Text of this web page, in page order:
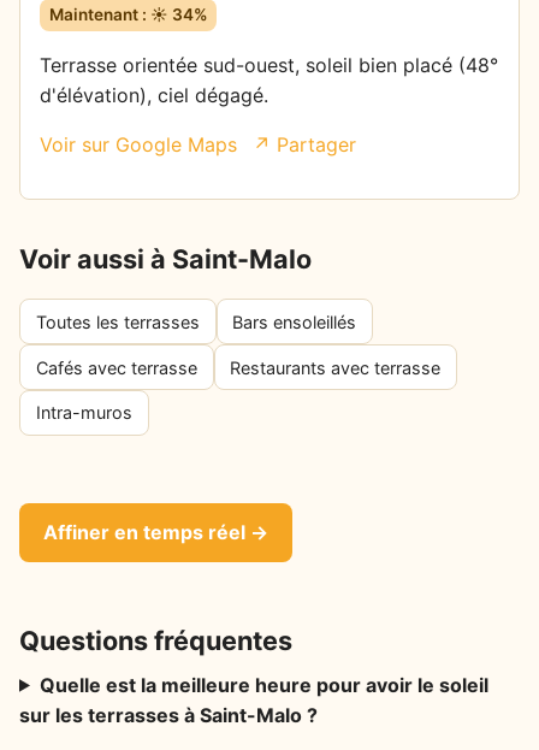
Maintenant : ☀️ 34%
Terrasse orientée sud-ouest, soleil bien placé (48°
d'élévation), ciel dégagé.
Voir sur Google Maps ↗ Partager
Voir aussi à Saint-Malo
Toutes les terrasses Bars ensoleillés
Cafés avec terrasse Restaurants avec terrasse
Intra-muros
Affiner en temps réel →
Questions fréquentes
Quelle est la meilleure heure pour avoir le soleil
sur les terrasses à Saint-Malo ?